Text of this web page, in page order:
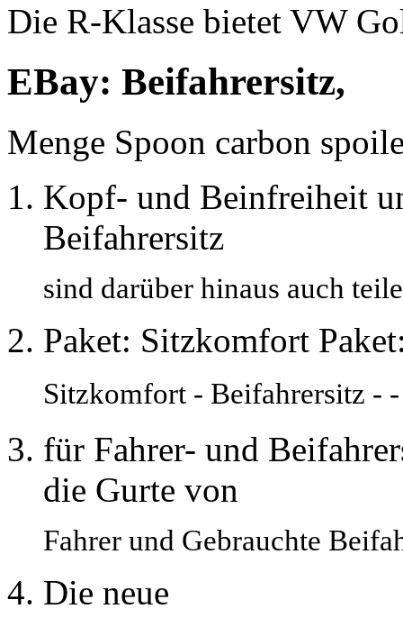
Die R-Klasse bietet VW
EBay: Beifahrersitz,
Menge Spoon carbon
Kopf- und Beinfreiheit
Beifahrersitz
sind darüber hinaus auch
Paket: Sitzkomfort
Sitzkomfort - Beifahrersitz -
für Fahrer- und
die Gurte von
Fahrer und Gebrauchte
Die neue